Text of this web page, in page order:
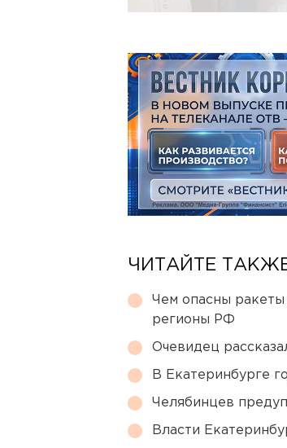
ЧИТАЙТЕ
Чем опасны
регионы РФ
Очевидец
В Екатеринбурге
Челябинцев
Власти